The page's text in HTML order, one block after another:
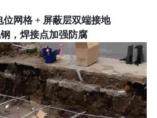
位网格 + 屏蔽层双端接地
，焊接点加强防腐